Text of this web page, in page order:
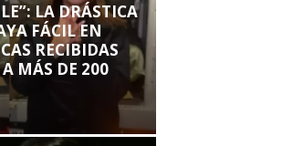
LA DRÁSTICA
FÁCIL EN
RECIBIDAS
MÁS DE 200